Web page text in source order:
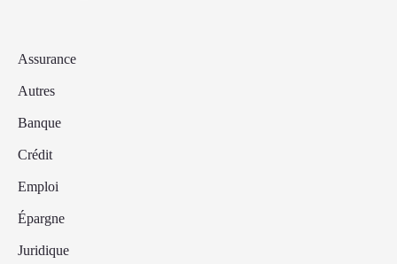
Assurance
Autres
Banque
Crédit
Emploi
Épargne
Juridique